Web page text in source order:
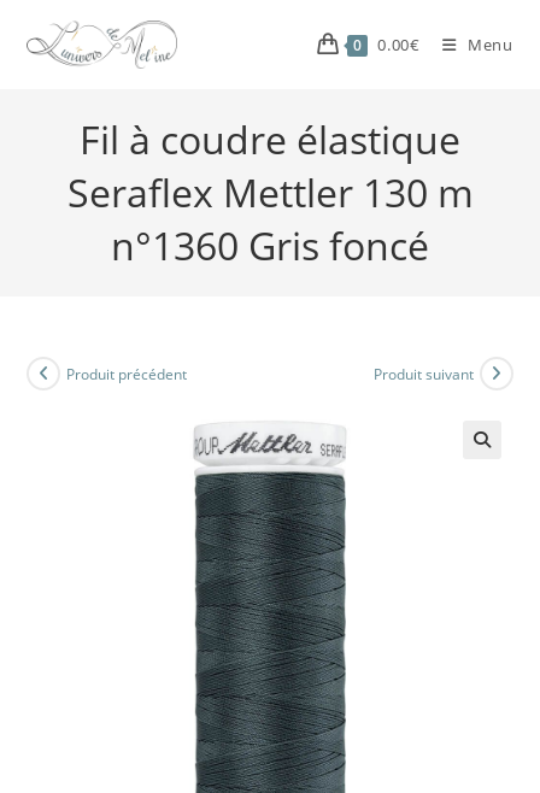
0 0.00€ Menu
Fil à coudre élastique
Seraflex Mettler 130 m
n°1360 Gris foncé
Produit précédent Produit suivant